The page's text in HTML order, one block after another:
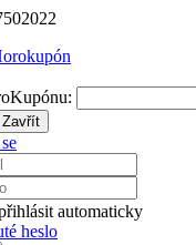
Zavřít
automaticky
heslo